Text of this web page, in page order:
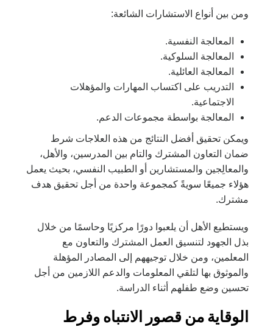
ومن بين أنواع الاستشارات الشائعة:
المعالجة النفسية.
المعالجة السلوكية.
المعالجة العائلية.
التدريب على اكتساب المهارات والمؤهلات
الاجتماعية.
المعالجة بواسطة مجموعات الدعم.
ويمكن تحقيق أفضل النتائج من هذه العلاجات شرط
ضمان التعاون المشترك والتام بين المدرسين، والأهل،
والمعالِجين والمستشارين أو الطبيب النفسي، بحيث يعمل
هؤلاء جميعًا سويةً كمجموعة واحدة من أجل تحقيق هدف
مشترك.
ويستطيع الأهل أن يلعبوا دورًا مركزيًا وحاسمًا من خلال
بذل الجهود لتنسيق العمل المشترك والتعاون مع
المعلمين، ومن خلال توجيههم إلى المصادر المؤهلة
والموثوق بها لتلقي المعلومات والدعم اللازمين من أجل
تحسين وضع طفلهم أثناء الدراسة.
الوقاية من قصور الانتباه وفرط